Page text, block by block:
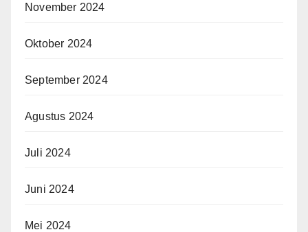
November 2024
Oktober 2024
September 2024
Agustus 2024
Juli 2024
Juni 2024
Mei 2024